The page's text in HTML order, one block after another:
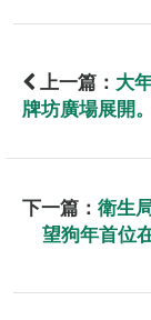
上一篇： 大
牌坊廣場展開。
下一篇： 衛生
望狗年首位